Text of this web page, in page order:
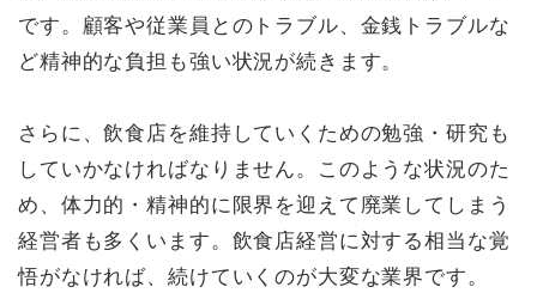
です。顧客や従業員とのトラブル、金銭トラブルな
ど精神的な負担も強い状況が続きます。
さらに、飲食店を維持していくための勉強・研究も
していかなければなりません。このような状況のた
め、体力的・精神的に限界を迎えて廃業してしまう
経営者も多くいます。飲食店経営に対する相当な覚
悟がなければ、続けていくのが大変な業界です。